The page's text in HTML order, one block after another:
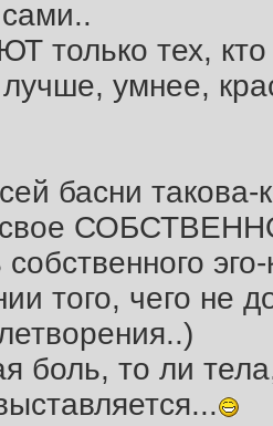
только тех, кто
умнее,
басни такова-
свое
того, чего не
боль, то ли